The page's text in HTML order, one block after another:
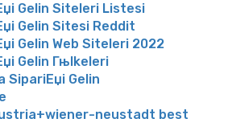
Gelin Siteleri Listesi
Gelin Sitesi Reddit
Gelin Web Siteleri 2022
Gelin Гњlkeleri
SipariЕџi Gelin
neustadt best